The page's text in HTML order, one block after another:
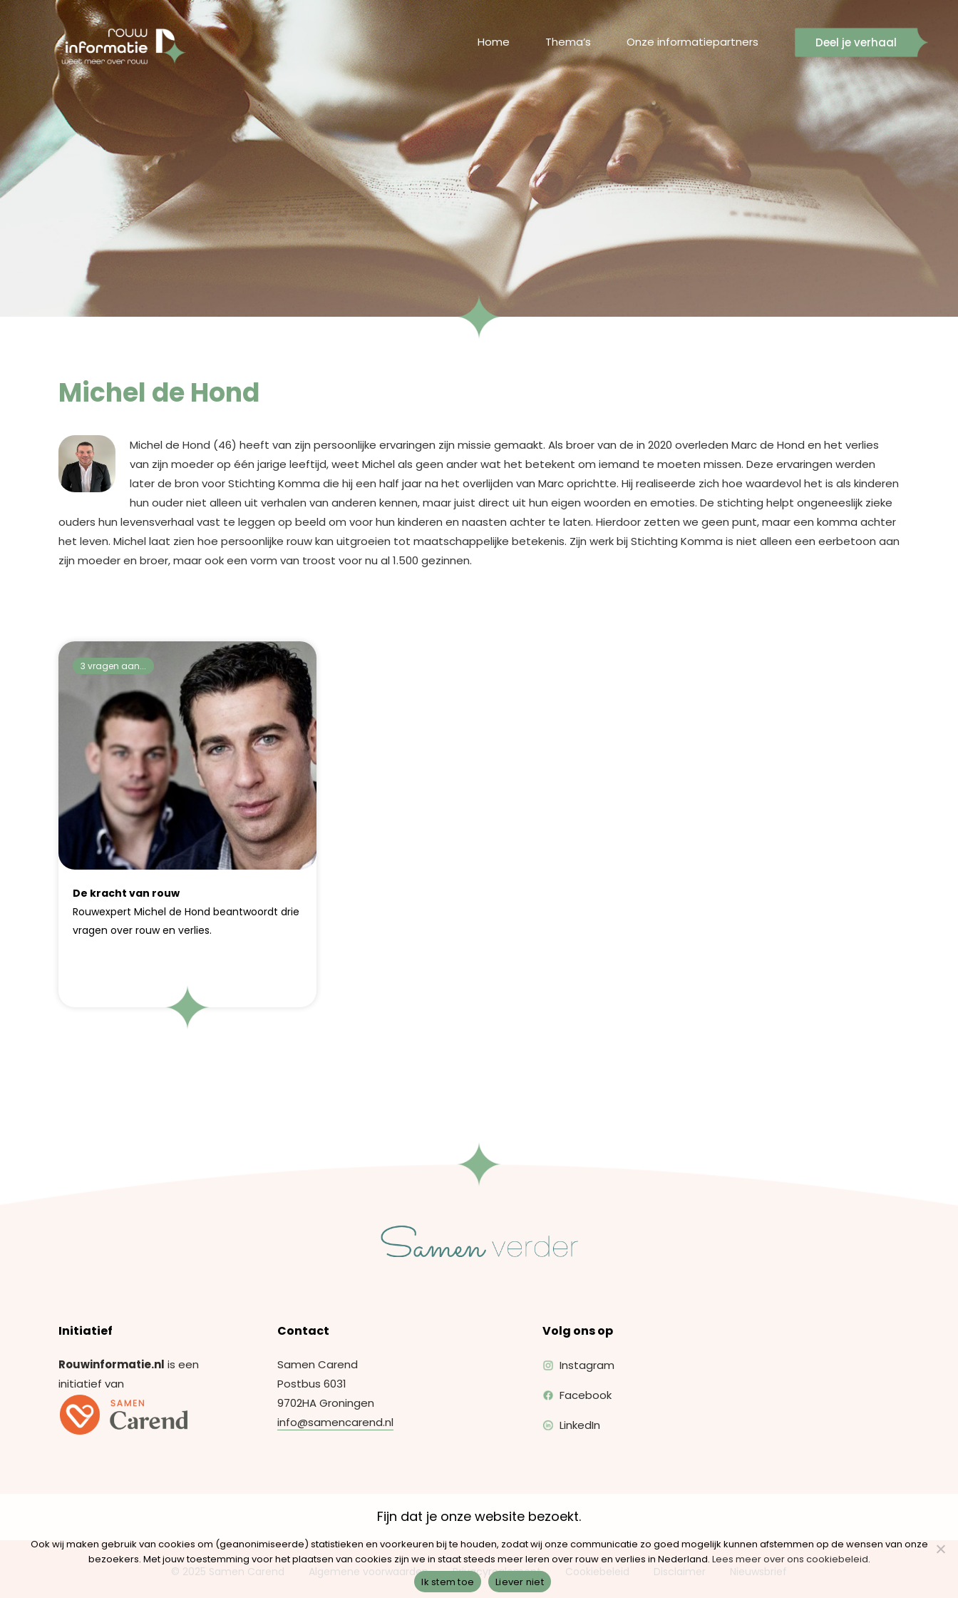
Home Thema’s Onze informatiepartners Deel je verhaal
Michel de Hond
Michel de Hond (46) heeft van zijn persoonlijke ervaringen zijn missie gemaakt. Als broer van de in 2020 overleden Marc de Hond en het verlies
van zijn moeder op één jarige leeftijd, weet Michel als geen ander wat het betekent om iemand te moeten missen. Deze ervaringen werden
later de bron voor Stichting Komma die hij een half jaar na het overlijden van Marc oprichtte. Hij realiseerde zich hoe waardevol het is als kinderen
hun ouder niet alleen uit verhalen van anderen kennen, maar juist direct uit hun eigen woorden en emoties. De stichting helpt ongeneeslijk zieke
ouders hun levensverhaal vast te leggen op beeld om voor hun kinderen en naasten achter te laten. Hierdoor zetten we geen punt, maar een komma achter
het leven. Michel laat zien hoe persoonlijke rouw kan uitgroeien tot maatschappelijke betekenis. Zijn werk bij Stichting Komma is niet alleen een eerbetoon aan
zijn moeder en broer, maar ook een vorm van troost voor nu al 1.500 gezinnen.
3 vragen aan...
De kracht van rouw
Rouwexpert Michel de Hond beantwoordt drie
vragen over rouw en verlies.
Initiatief
Rouwinformatie.nl is een
initiatief van
Contact
Samen Carend
Postbus 6031
9702HA Groningen
info@samencarend.nl
Volg ons op
Instagram
Facebook
LinkedIn
© 2025 Samen Carend Algemene voorwaarden Privacyreglement Cookiebeleid Disclaimer Nieuwsbrief
Fijn dat je onze website bezoekt.
Ook wij maken gebruik van cookies om (geanonimiseerde) statistieken en voorkeuren bij te houden, zodat wij onze communicatie zo goed mogelijk kunnen afstemmen op de wensen van onze
bezoekers. Met jouw toestemming voor het plaatsen van cookies zijn we in staat steeds meer leren over rouw en verlies in Nederland. Lees meer over ons cookiebeleid.
Ik stem toe
Liever niet